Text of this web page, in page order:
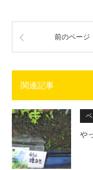
前のページ
関連記事
や